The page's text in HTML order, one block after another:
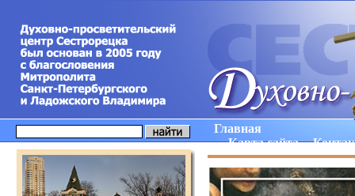
Главная
Карта сайта